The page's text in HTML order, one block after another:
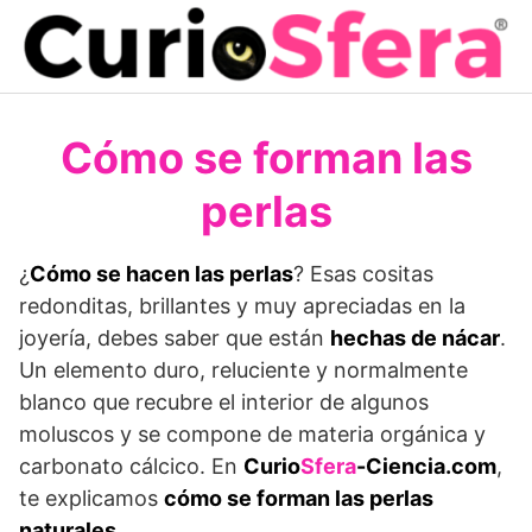
Saltar
contenido
Cómo se forman las
perlas
¿Cómo se hacen las perlas? Esas cositas
redonditas, brillantes y muy apreciadas en la
joyería, debes saber que están hechas de nácar.
Un elemento duro, reluciente y normalmente
blanco que recubre el interior de algunos
moluscos y se compone de materia orgánica y
carbonato cálcico. En CurioSfera-Ciencia.com,
te explicamos cómo se forman las perlas